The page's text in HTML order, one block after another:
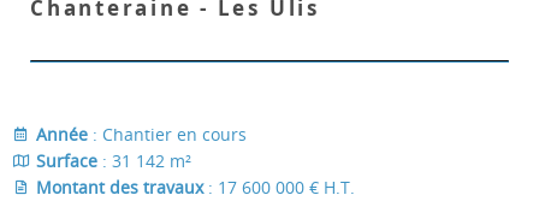
Chanteraine - Les Ulis
Année : Chantier en cours
Surface : 31 142 m²
Montant des travaux : 17 600 000 € H.T.